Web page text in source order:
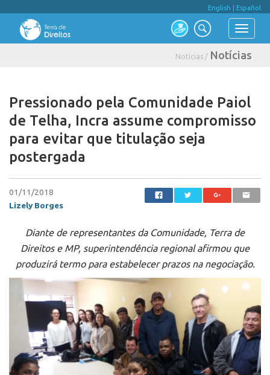
English Español
Notícias / Notícias
Pressionado pela Comunidade Paiol
de Telha, Incra assume compromisso
para evitar que titulação seja
postergada
01/11/2018
Lizely Borges
Diante de representantes da Comunidade, Terra de
Direitos e MP, superintendência regional afirmou que
produzirá termo para estabelecer prazos na negociação.